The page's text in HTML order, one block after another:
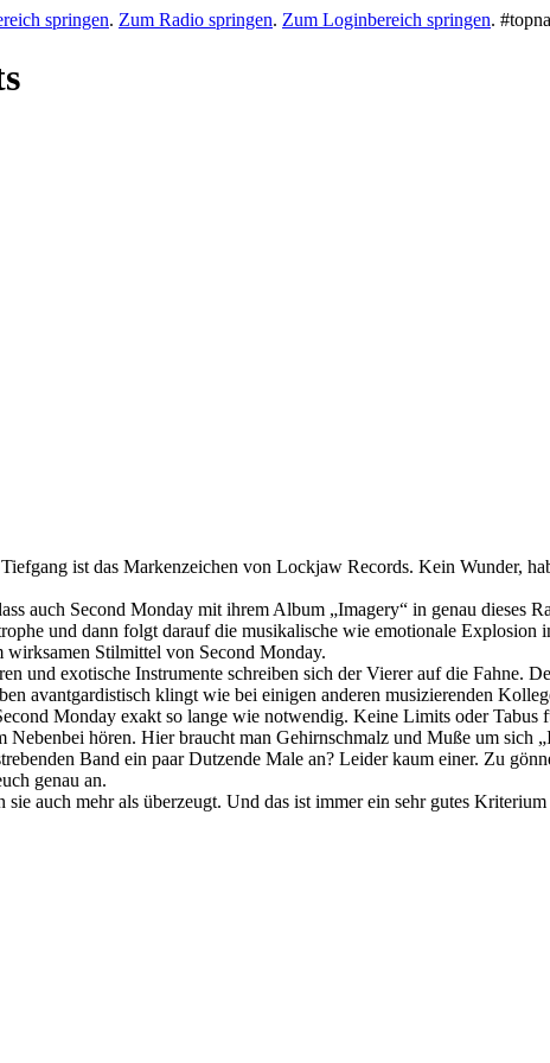
springen. Zum Radio springen. Zum Loginbereich springen.
ist das Markenzeichen von Lockjaw Records. Kein Wunder,
auch Second Monday mit ihrem Album „Imagery“ in genau dieses
und dann folgt darauf die musikalische wie emotionale
wirksamen Stilmittel von Second Monday.
und exotische Instrumente schreiben sich der Vierer auf die Fahne.
avantgardistisch klingt wie bei einigen anderen musizierenden
Monday exakt so lange wie notwendig. Keine Limits oder
hören. Hier braucht man Gehirnschmalz und Muße um
Band ein paar Dutzende Male an? Leider kaum einer. Zu
genau an.
auch mehr als überzeugt. Und das ist immer ein sehr gutes